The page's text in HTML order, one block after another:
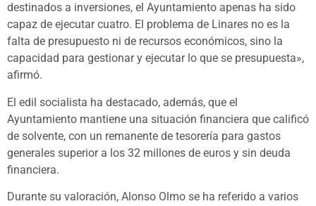
destinados a inversiones, el Ayuntamiento apenas ha sido
capaz de ejecutar cuatro. El problema de Linares no es la
falta de presupuesto ni de recursos económicos, sino la
capacidad para gestionar y ejecutar lo que se presupuesta»,
afirmó.
El edil socialista ha destacado, además, que el
Ayuntamiento mantiene una situación financiera que calificó
de solvente, con un remanente de tesorería para gastos
generales superior a los 32 millones de euros y sin deuda
financiera.
Durante su valoración, Alonso Olmo se ha referido a varios